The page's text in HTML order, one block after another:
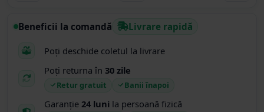
Beneficii la comandă Livrare rapidă
Poți deschide coletul la livrare
Poți returna în 30 zile
Retur gratuit Banii înapoi
Garanție 24 luni la persoană fizică